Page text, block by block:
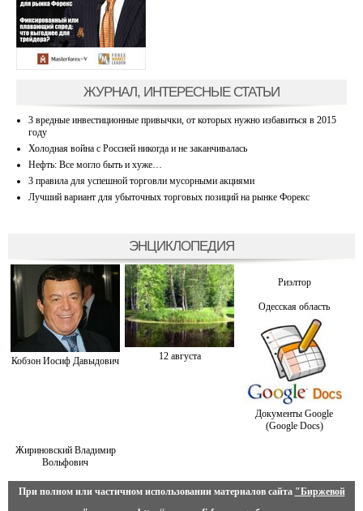
ЖУРНАЛ, ИНТЕРЕСНЫЕ СТАТЬИ
3 вредные инвестиционные привычки, от которых нужно избавиться в 2015
году
Холодная война с Россией никогда и не заканчивалась
Нефть: Все могло быть и хуже…
3 правила для успешной торговли мусорными акциями
Лучший вариант для убыточных торговых позиций на рынке Форекс
ЭНЦИКЛОПЕДИЯ
Кобзон Иосиф Давыдович 12 августа
Риэлтор
Одесская область
Документы Google
(Google Docs)
Жириновский Владимир
Вольфович
При полном или частичном использовании материалов сайта "Биржевой